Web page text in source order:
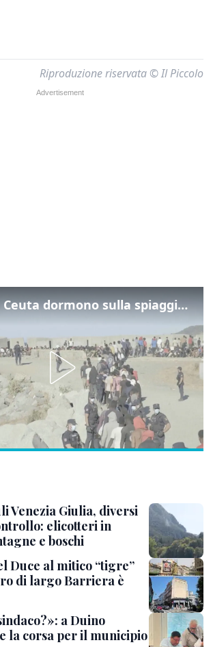
Riproduzione riservata © Il Piccolo
I migranti a Ceuta dormono sulla spiaggia: "Vogliamo entrare in Europa"
Venezia Giulia, diversi
elicotteri in
e boschi
Duce al mitico “tigre”
di largo Barriera è
a Duino
la corsa per il municipio